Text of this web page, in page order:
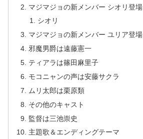
マジマジョの新メンバー シオリ登場
シオリ
マジマジョの新メンバー ユリア登場
邪魔男爵は遠藤憲一
ティアラは篠田麻里子
モコニャンの声は安藤サクラ
ムリ太郎は栗原類
その他のキャスト
監督は三池崇史
主題歌＆エンディングテーマ